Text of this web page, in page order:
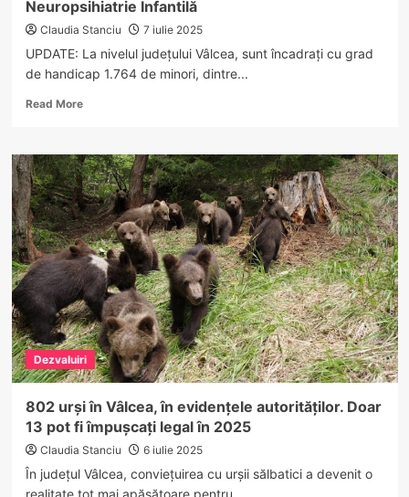
demarat
o
Neuropsihiatrie Infantilă
Claudia Stanciu 7 iulie 2025
UPDATE: La nivelul județului Vâlcea, sunt încadrați cu grad
de handicap 1.764 de minori, dintre...
Read MoreRead
Percheziții
la
Spitalul
Județean
de
Urgență
Vâlcea
–
Suspiciuni
de
mită
și
nereguli
la
Neuropsihiatrie
Infantilă
Dezvaluiri
802 urși în Vâlcea, în evidențele autorităților. Doar
13 pot fi împușcați legal în 2025
Claudia Stanciu 6 iulie 2025
În județul Vâlcea, conviețuirea cu urșii sălbatici a devenit o
realitate tot mai apăsătoare pentru...